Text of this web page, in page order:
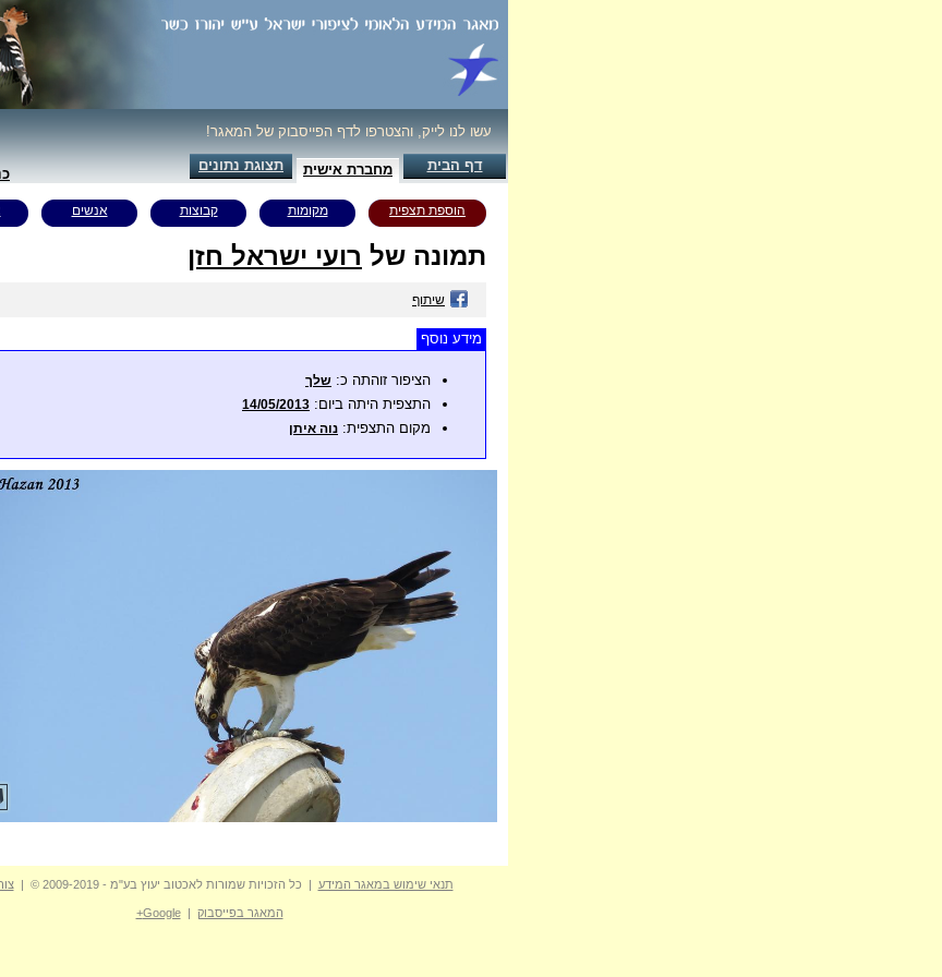
עשו לנו לייק, והצטרפו לדף הפייסבוק של המאגר!
דף הבית מחברת אישית תצוגת נתונים
הוספת תצפית מקומות קבוצות אנשים
תמונה של רועי ישראל חזן
שיתוף
מידע נוסף
הציפור זוהתה כ: שלך
התצפית היתה ביום: 14/05/2013
מקום התצפית: נוה איתן
תנאי שימוש במאגר המידע | כל הזכויות שמורות לאכטוב יעוץ בע"מ - 2009-2019 © |
המאגר בפייסבוק |
Google+